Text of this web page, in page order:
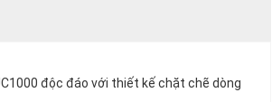
độc đáo với thiết kế chặt chẽ dòng